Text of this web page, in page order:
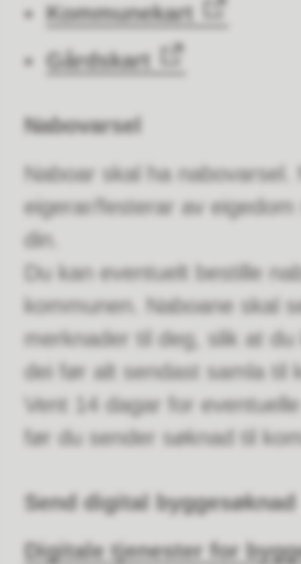
Kommunekart
Gårdskart
Nabovarsel
Naboar skal ha nabovarsel.
eigerar/festerar av eigedom
din.
Du kan eventuelt bestille
kommunen. Naboane skal
merknader til deg, slik at
dei før alt sendast samla til
Vent 14 dagar for
før du sender søknad til
Send digital byggesøknad
Digitale tjenester for